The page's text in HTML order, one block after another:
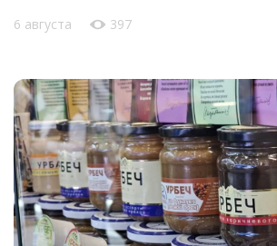
6 августа 397